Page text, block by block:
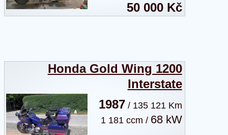
50 000 Kč
Honda Gold Wing 1200
Interstate
1987 / 135 121 Km
1 181 ccm / 68 kW